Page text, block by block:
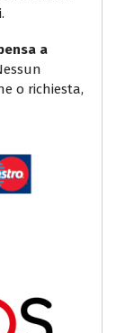
a
o richiesta,